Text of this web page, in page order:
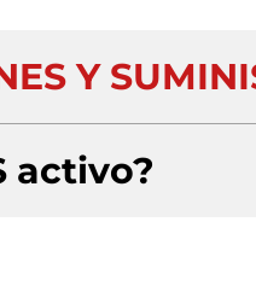
Y
activo?